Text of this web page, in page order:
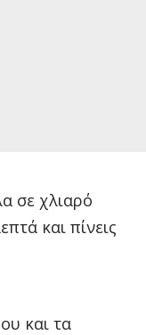
σε χλιαρό
και πίνεις
και τα